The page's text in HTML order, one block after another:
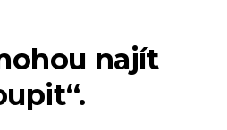
najít